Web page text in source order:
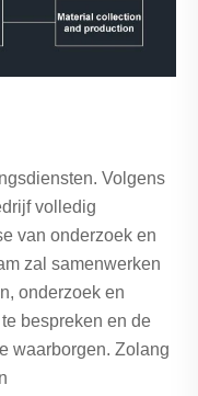
Volgens
volledig
van onderzoek en
zal samenwerken
onderzoek en
bespreken en de
waarborgen. Zolang